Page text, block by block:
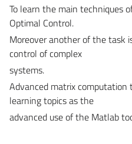
To learn the main techniques
Optimal Control.
Moreover another of the task
control of complex
systems.
Advanced matrix computation
learning topics as the
advanced use of the Matlab